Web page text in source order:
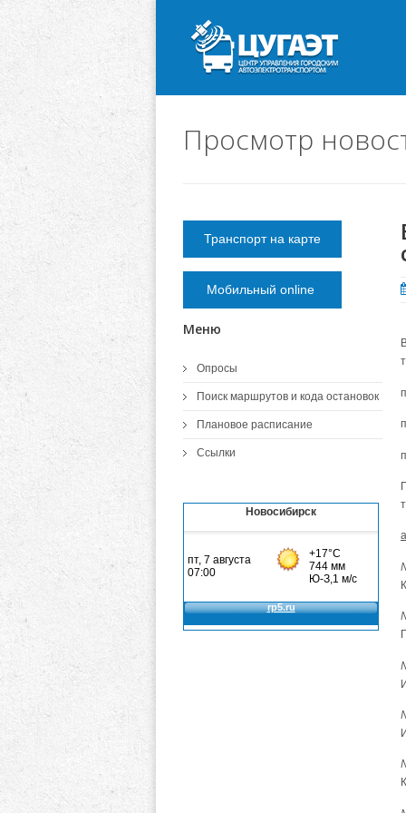
Просмотр
Транспорт на карте
Мобильный online
Меню
Опросы
Поиск маршрутов и кода остановок
Плановое расписание
Ссылки
Новосибирск